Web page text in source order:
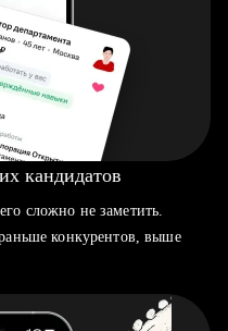
кандидатов
сложно не заметить.
конкурентов, выше